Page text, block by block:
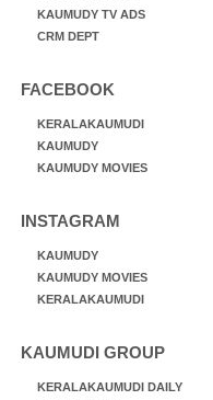
KAUMUDY TV ADS
CRM DEPT
FACEBOOK
KERALAKAUMUDI
KAUMUDY
KAUMUDY MOVIES
INSTAGRAM
KAUMUDY
KAUMUDY MOVIES
KERALAKAUMUDI
KAUMUDI GROUP
KERALAKAUMUDI DAILY